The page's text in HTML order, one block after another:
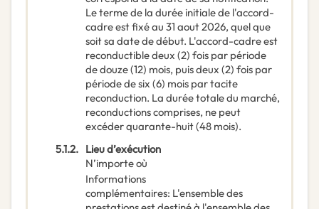
Le terme de la durée initiale de l'accord-
cadre est fixé au 31 aout 2026, quel que
soit sa date de début. L'accord-cadre est
reconductible deux (2) fois par période
de douze (12) mois, puis deux (2) fois par
période de six (6) mois par tacite
reconduction. La durée totale du marché,
reconductions comprises, ne peut
excéder quarante-huit (48 mois).
5.1.2. Lieu d’exécution
N’importe où
Informations
complémentaires: L'ensemble des